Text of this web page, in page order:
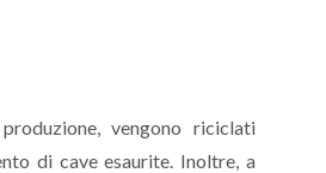
vengono riciclati
di cave esaurite. Inoltre, a